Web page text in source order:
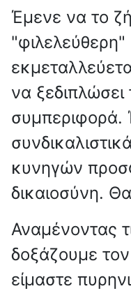
Έμενε να το
να ξεδιπλώσει
συμπεριφορά.
κυνηγών
δικαιοσύνη.
Αναμένοντας
δοξάζουμε
είμαστε